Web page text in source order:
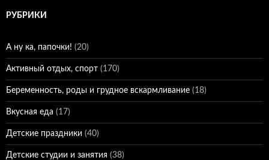
РУБРИКИ
А ну ка, папочки! (20)
Активный отдых, спорт (170)
Беременность, роды и грудное вскармливание (18)
Вкусная еда (17)
Детские праздники (40)
Детские студии и занятия (38)